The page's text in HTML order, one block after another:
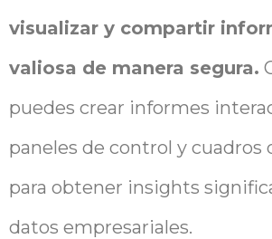
visualizar y compartir
valiosa de manera segura.
puedes crear informes
paneles de control y cuadros
para obtener insights
datos empresariales.